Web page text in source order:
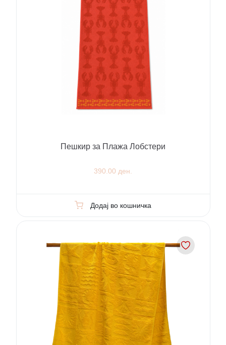
Пешкир за Плажа Лобстери
390.00 ден.
Додај во кошничка